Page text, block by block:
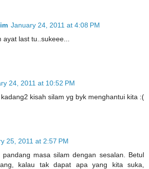
January 24, 2011 at 4:08 PM
last tu..sukeee...
24, 2011 at 10:52 PM
kisah silam yg byk menghantui kita :(
25, 2011 at 2:57 PM
pandang masa silam dengan sesalan. Betul
kalau tak dapat apa yang kita suka,